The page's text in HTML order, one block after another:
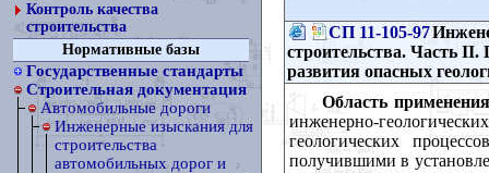
Контроль качества
строительства
Нормативные базы
Государственные стандарты
Строительная документация
Автомобильные дороги
Инженерные изыскания для
строительства
автомобильных дорог и
СП 11-105-97
строительства. Часть II.
развития опасных
Область
инженерно-
геологических
получившими в